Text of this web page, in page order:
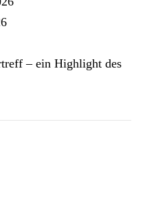
– ein Highlight des